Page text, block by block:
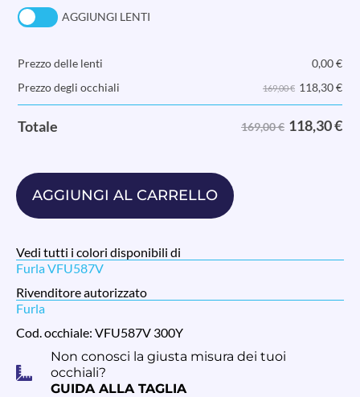
AGGIUNGI LENTI
Prezzo delle lenti 0,00€
Prezzo degli occhiali
169,00 € 118,30€
Totale 169,00 € 118,30€
AGGIUNGI AL CARRELLO
Vedi tutti i colori disponibili di
Furla VFU587V
Rivenditore autorizzato
Furla
Cod. occhiale: VFU587V 300Y
Non conosci la giusta misura dei tuoi
occhiali?
GUIDA ALLA TAGLIA